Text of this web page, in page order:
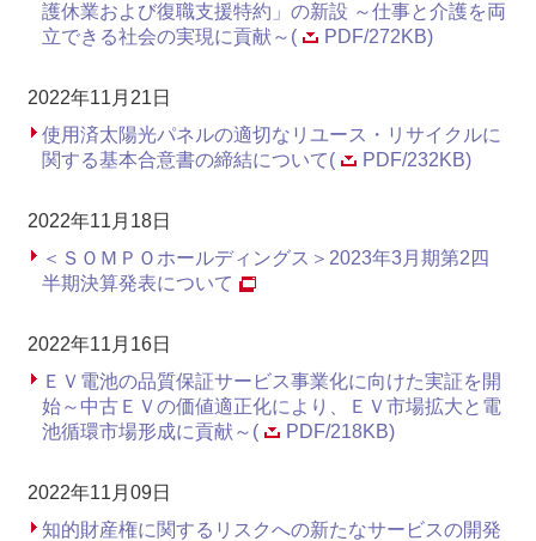
護休業および復職支援特約」の新設 ～仕事と介護を両
立できる社会の実現に貢献～(
PDF/272KB)
2022年11月21日
使用済太陽光パネルの適切なリユース・リサイクルに
関する基本合意書の締結について(
PDF/232KB)
2022年11月18日
＜ＳＯＭＰＯホールディングス＞2023年3月期第2四
半期決算発表について
2022年11月16日
ＥＶ電池の品質保証サービス事業化に向けた実証を開
始～中古ＥＶの価値適正化により、ＥＶ市場拡大と電
池循環市場形成に貢献～(
PDF/218KB)
2022年11月09日
知的財産権に関するリスクへの新たなサービスの開発